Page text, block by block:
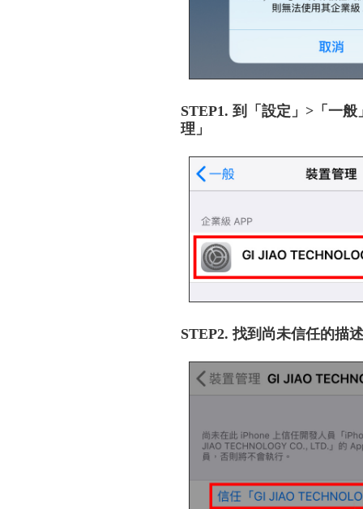
STEP1. 到「設定」>「一
理」
STEP2. 找到尚未信任的描